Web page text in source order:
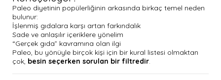
Paleo diyetinin popülerliğinin arkasında birkaç temel neden
bulunur:
İşlenmiş gıdalara karşı artan farkındalık
Sade ve anlaşılır içeriklere yönelim
“Gerçek gıda” kavramına olan ilgi
Paleo, bu yönüyle birçok kişi için bir kural listesi olmaktan
çok, besin seçerken sorulan bir filtredir